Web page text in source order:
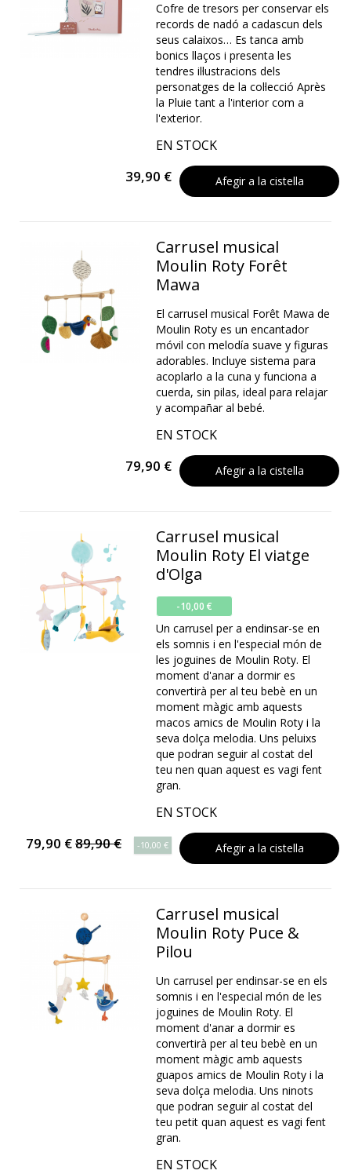
Cofre de tresors per conservar els
records de nadó a cadascun dels
seus calaixos… Es tanca amb
bonics llaços i presenta les
tendres il·lustracions dels
personatges de la col·lecció Après
la Pluie tant a l'interior com a
l'exterior.
EN STOCK
39,90 € Afegir a la cistella
Carrusel musical
Moulin Roty Forêt
Mawa
El carrusel musical Forêt Mawa de
Moulin Roty es un encantador
móvil con melodía suave y figuras
adorables. Incluye sistema para
acoplarlo a la cuna y funciona a
cuerda, sin pilas, ideal para relajar
y acompañar al bebé.
EN STOCK
79,90 € Afegir a la cistella
Carrusel musical
Moulin Roty El viatge
d'Olga
-10,00 €
Un carrusel per a endinsar-se en
els somnis i en l'especial món de
les joguines de Moulin Roty. El
moment d'anar a dormir es
convertirà per al teu bebè en un
moment màgic amb aquests
macos amics de Moulin Roty i la
seva dolça melodia. Uns peluixs
que podran seguir al costat del
teu nen quan aquest es vagi fent
gran.
EN STOCK
79,90 €89,90 € -10,00 € Afegir a la cistella
Carrusel musical
Moulin Roty Puce &
Pilou
Un carrusel per endinsar-se en els
somnis i en l'especial món de les
joguines de Moulin Roty. El
moment d'anar a dormir es
convertirà per al teu bebè en un
moment màgic amb aquests
guapos amics de Moulin Roty i la
seva dolça melodia. Uns ninots
que podran seguir al costat del
teu petit quan aquest es vagi fent
gran.
EN STOCK